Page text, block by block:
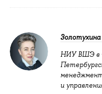
НИУ ВШЭ в
и